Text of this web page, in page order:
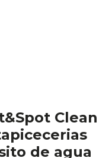
Clean
de agua